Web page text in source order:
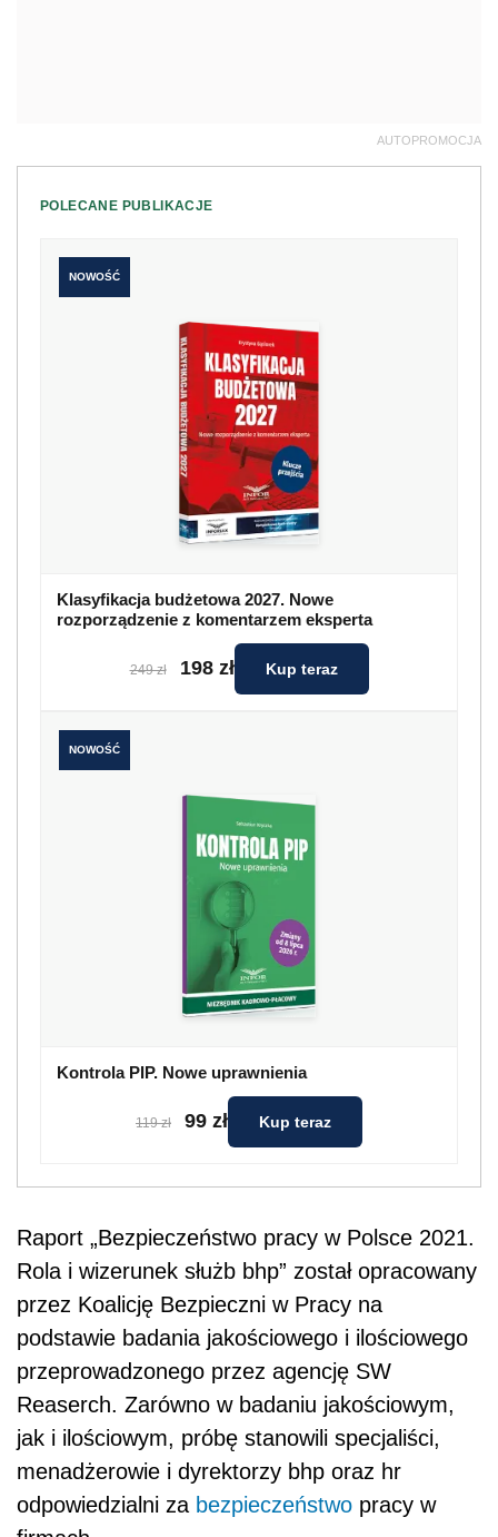
AUTOPROMOCJA
POLECANE PUBLIKACJE
NOWOŚĆ
Klasyfikacja budżetowa 2027. Nowe
rozporządzenie z komentarzem eksperta
249 zł 198 zł Kup teraz
NOWOŚĆ
Kontrola PIP. Nowe uprawnienia
119 zł 99 zł Kup teraz
Raport „Bezpieczeństwo pracy w Polsce 2021.
Rola i wizerunek służb bhp” został opracowany
przez Koalicję Bezpieczni w Pracy na
podstawie badania jakościowego i ilościowego
przeprowadzonego przez agencję SW
Reaserch. Zarówno w badaniu jakościowym,
jak i ilościowym, próbę stanowili specjaliści,
menadżerowie i dyrektorzy bhp oraz hr
odpowiedzialni za bezpieczeństwo pracy w